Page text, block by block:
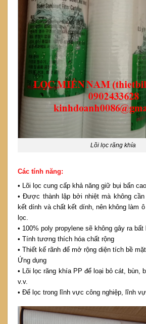
Lõi lọc răng khía
Các tính năng:
• Lõi lọc cung cấp khả năng giữ bụi bẩn
• Được thành lập bởi nhiệt mà không
kết dính và chất kết dính, nên không làm
lọc.
• 100% poly propylene sẽ không gây ra
• Tính tương thích hóa chất rộng
• Thiết kế rãnh để mở rộng diện tích bề
Ứng dụng
• Lõi lọc răng khía PP để loại bỏ cát, bùn,
v.v.
• Để lọc trong lĩnh vực công nghiệp, lĩnh